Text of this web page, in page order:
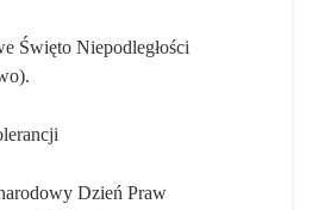
Święto Niepodległości
Dzień Praw